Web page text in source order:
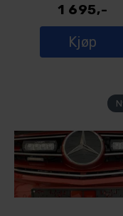
1 695,-
Kjøp